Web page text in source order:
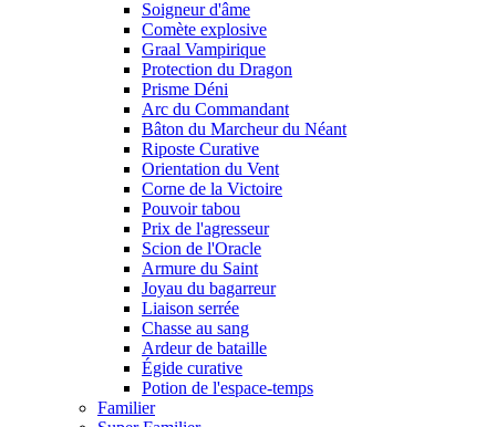
Soigneur d'âme
Comète explosive
Graal Vampirique
Protection du Dragon
Prisme Déni
Arc du Commandant
Bâton du Marcheur du Néant
Riposte Curative
Orientation du Vent
Corne de la Victoire
Pouvoir tabou
Prix de l'agresseur
Scion de l'Oracle
Armure du Saint
Joyau du bagarreur
Liaison serrée
Chasse au sang
Ardeur de bataille
Égide curative
Potion de l'espace-temps
Familier